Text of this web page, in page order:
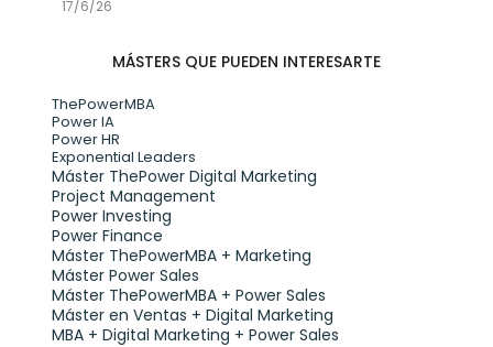
17/6/26
MÁSTERS QUE PUEDEN INTERESARTE
ThePowerMBA
Power IA
Power HR
Exponential Leaders
Máster ThePower Digital Marketing
Project Management
Power Investing
Power Finance
Máster ThePowerMBA + Marketing
Máster Power Sales
Máster ThePowerMBA + Power Sales
Máster en Ventas + Digital Marketing
MBA + Digital Marketing + Power Sales